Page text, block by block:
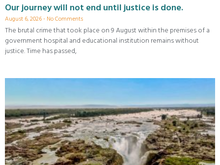
Our journey will not end until justice is done.
August 6, 2026 No Comments
The brutal crime that took place on 9 August within the premises of a
government hospital and educational institution remains without
justice. Time has passed,